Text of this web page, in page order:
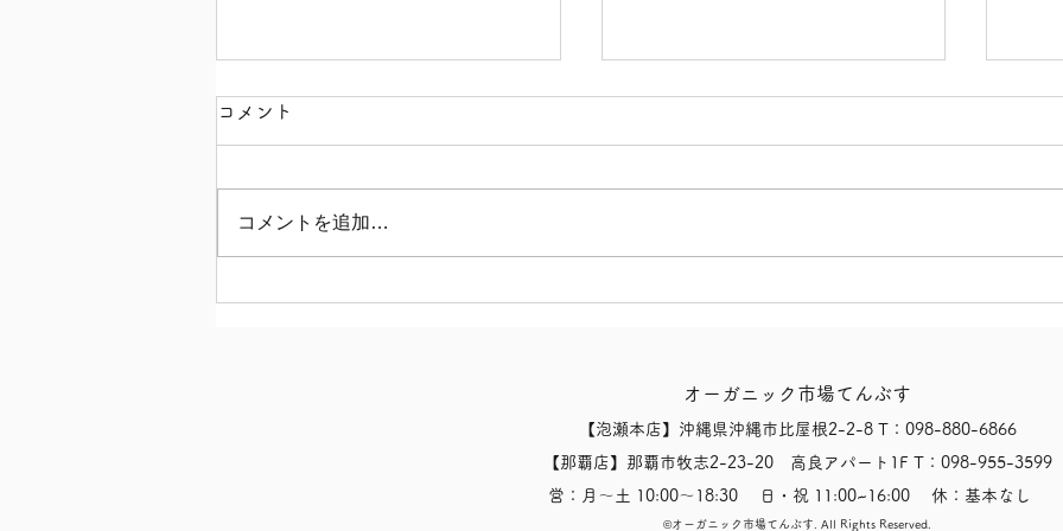
【秋川牧園 とりミニ肉ま
【8/8(土)、本日の営業状況
【8/
コメント
コメントを追加…
オーガニック市場てんぶす
【泡瀬本店】沖縄県沖縄市比屋根2-2-8 T：098-880-6866
【那覇店】那覇市牧志2-23-20 高良アパート1F T：098-955-3599
営：月〜土 10:00〜18:30 日・祝 11:00~16:00 休：基本なし
​©オーガニック市場てんぶす. All Rights Reserved.